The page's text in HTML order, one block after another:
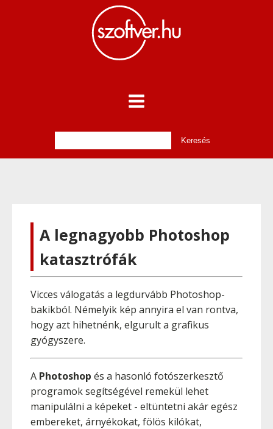
A legnagyobb Photoshop
katasztrófák
Vicces válogatás a legdurvább Photoshop-
bakikból. Némelyik kép annyira el van rontva,
hogy azt hihetnénk, elgurult a grafikus
gyógyszere.
A Photoshop és a hasonló fotószerkesztő
programok segítségével remekül lehet
manipulálni a képeket - eltüntetni akár egész
embereket, árnyékokat, fölös kilókat,